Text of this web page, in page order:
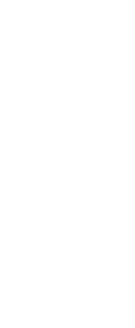
資産の名義変